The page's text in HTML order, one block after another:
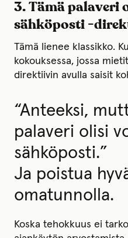
3. Tämä palaveri
sähköposti -
Tämä lienee klassikko.
kokouksessa, jossa
direktiivin avulla saisit
“Anteeksi,
palaveri olisi
sähköposti.”
Ja poistua
omatunnolla.
Koska tehokkuus ei